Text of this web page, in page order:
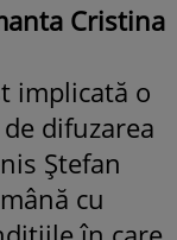
Cristina
implicată o
difuzarea
Ştefan
cu